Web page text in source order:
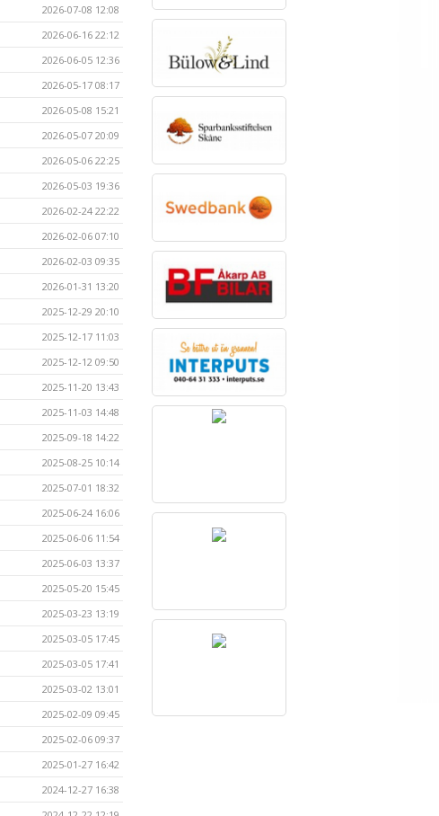
2026-07-08 12:08
2026-06-16 22:12
2026-06-05 12:36
2026-05-17 08:17
2026-05-08 15:21
2026-05-07 20:09
2026-05-06 22:25
2026-05-03 19:36
2026-02-24 22:22
2026-02-06 07:10
2026-02-03 09:35
2026-01-31 13:20
2025-12-29 20:10
2025-12-17 11:03
2025-12-12 09:50
2025-11-20 13:43
2025-11-03 14:48
2025-09-18 14:22
2025-08-25 10:14
2025-07-01 18:32
2025-06-24 16:06
2025-06-06 11:54
2025-06-03 13:37
2025-05-20 15:45
2025-03-23 13:19
2025-03-05 17:45
2025-03-05 17:41
2025-03-02 13:01
2025-02-09 09:45
2025-02-06 09:37
2025-01-27 16:42
2024-12-27 16:38